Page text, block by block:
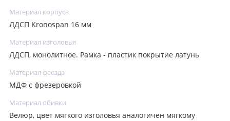
Материал корпуса
ЛДСП Kronospan 16 мм
Материал изголовья
ЛДСП, монолитное. Рамка - пластик покрытие латунь
Материал фасада
МДФ с фрезеровкой
Материал обивки
Велюр, цвет мягкого изголовья аналогичен мягкому